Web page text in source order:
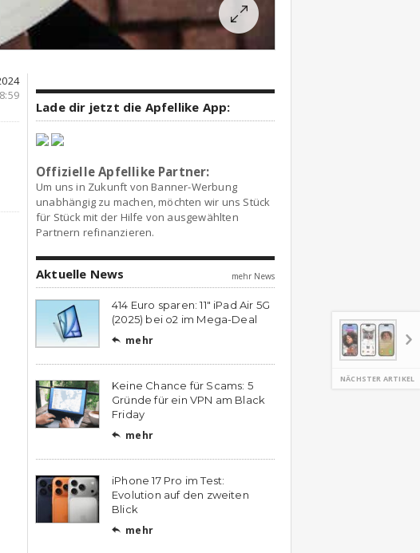
NÄCHSTER ARTIKEL
Lade dir jetzt die Apfellike App:
Offizielle Apfellike Partner:
Um uns in Zukunft von Banner-Werbung
unabhängig zu machen, möchten wir uns Stück
für Stück mit der Hilfe von ausgewählten
Partnern refinanzieren.
Aktuelle News mehr News
414 Euro sparen: 11″ iPad Air 5G
(2025) bei o2 im Mega-Deal
 mehr
Keine Chance für Scams: 5
Gründe für ein VPN am Black
Friday
 mehr
iPhone 17 Pro im Test:
Evolution auf den zweiten
Blick
 mehr